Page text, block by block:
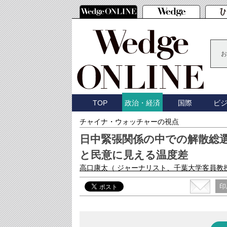
TOP 政治・経済 国際 ビ
チャイナ・ウォッチャーの視点
日中緊張関係の中での解散総
と民意に見える温度差
高口康太 （ ジャーナリスト、千葉大学客員教